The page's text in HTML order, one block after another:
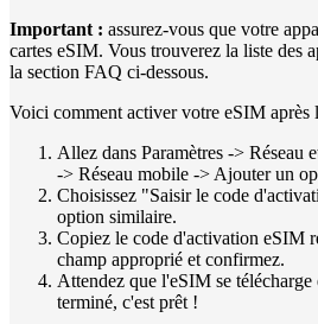
Important : assurez-vous que votre
cartes eSIM. Vous trouverez la liste des
la section FAQ ci-dessous.
Voici comment activer votre eSIM après
Allez dans Paramètres -> Réseau
-> Réseau mobile -> Ajouter un
Choisissez "Saisir le code
option similaire.
Copiez le code d'activation eSIM
champ approprié et confirmez.
Attendez que l'eSIM se
terminé, c'est prêt !